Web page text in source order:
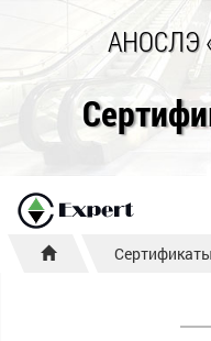
АНОСЛЭ
Сертификаты